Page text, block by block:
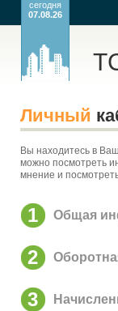
сегодня
07.08.26
Личный
Вы находитесь в
можно посмотреть
мнение и
1 Общая
2
3